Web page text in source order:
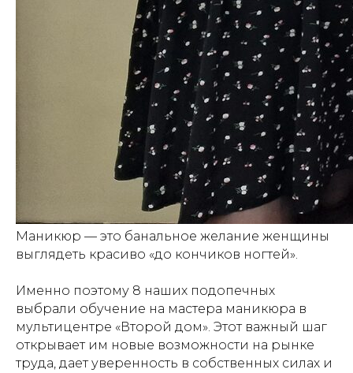
Маникюр — это банальное желание женщины
выглядеть красиво «до кончиков ногтей».
Именно поэтому 8 наших подопечных
выбрали обучение на мастера маникюра в
мультицентре «Второй дом». Этот важный шаг
открывает им новые возможности на рынке
труда, дает уверенность в собственных силах и